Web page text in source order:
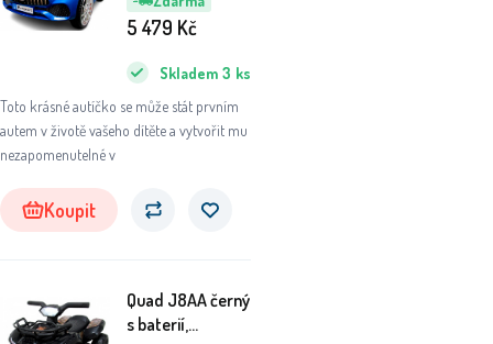
B3 Modré
Toto krásné autíčko se může stát prvním
autem v životě vašeho dítěte a vytvořit mu
nezapomenutelné v
Skladem 3 ks
5 479 Kč
Koupit
Quad J8AA černý
s baterií,